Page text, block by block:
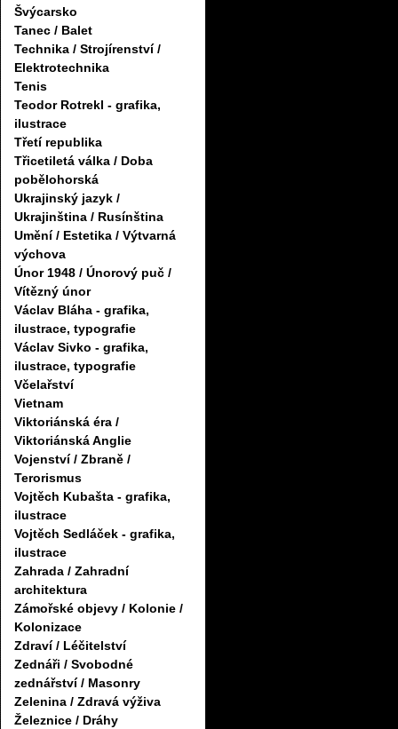
Švýcarsko
Tanec / Balet
Technika / Strojírenství /
Elektrotechnika
Tenis
Teodor Rotrekl - grafika,
ilustrace
Třetí republika
Třicetiletá válka / Doba
pobělohorská
Ukrajinský jazyk /
Ukrajinština / Rusínština
Umění / Estetika / Výtvarná
výchova
Únor 1948 / Únorový puč /
Vítězný únor
Václav Bláha - grafika,
ilustrace, typografie
Václav Sivko - grafika,
ilustrace, typografie
Včelařství
Vietnam
Viktoriánská éra /
Viktoriánská Anglie
Vojenství / Zbraně /
Terorismus
Vojtěch Kubašta - grafika,
ilustrace
Vojtěch Sedláček - grafika,
ilustrace
Zahrada / Zahradní
architektura
Zámořské objevy / Kolonie /
Kolonizace
Zdraví / Léčitelství
Zednáři / Svobodné
zednářství / Masonry
Zelenina / Zdravá výživa
Železnice / Dráhy